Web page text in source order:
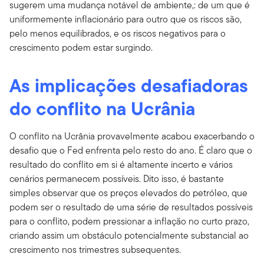
sugerem uma mudança notável de ambiente,: de um que é
uniformemente inflacionário para outro que os riscos são,
pelo menos equilibrados, e os riscos negativos para o
crescimento podem estar surgindo.
As implicações desafiadoras
do conflito na Ucrânia
O conflito na Ucrânia provavelmente acabou exacerbando o
desafio que o Fed enfrenta pelo resto do ano. É claro que o
resultado do conflito em si é altamente incerto e vários
cenários permanecem possíveis. Dito isso, é bastante
simples observar que os preços elevados do petróleo, que
podem ser o resultado de uma série de resultados possíveis
para o conflito, podem pressionar a inflação no curto prazo,
criando assim um obstáculo potencialmente substancial ao
crescimento nos trimestres subsequentes.